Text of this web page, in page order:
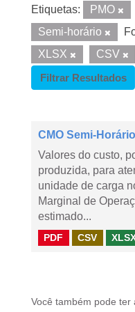
Etiquetas: PMO
Semi-horário
XLSX
CSV
Filtrar Resultados
CMO Semi-Horário
Valores do custo,
produzida, para
unidade de carga
Marginal de
estimado...
PDF CSV
Você também pode ter